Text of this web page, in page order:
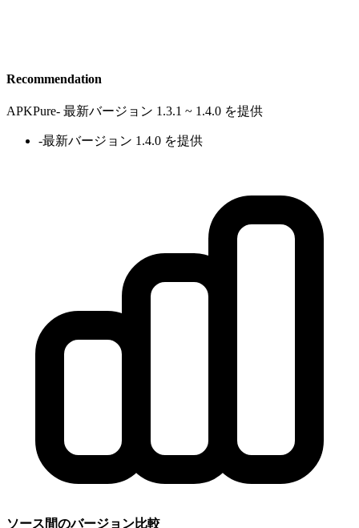
Recommendation
APKPure- 最新バージョン 1.3.1 ~ 1.4.0 を提供
-最新バージョン 1.4.0 を提供
ソース間のバージョン比較